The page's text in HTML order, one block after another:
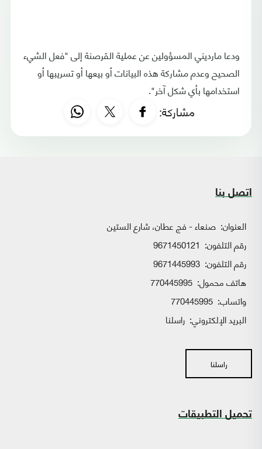
ودعا مارديني المسؤولين عن عملية القرصنة إلى "فعل الشيء
الصحيح وعدم مشاركة هذه البيانات أو بيعها أو تسريبها أو
استخدامها بأي شكل آخر".
مشاركة:
اتصل بنا
العنوان: صنعاء - فج عطان، شارع الستين
رقم التلفون: 9671450121
رقم التلفون: 9671445993
هاتف محمول: 770445995
واتساب:
البريد الإلكتروني: راسلنا
راسلنا
تحميل التطبيقات